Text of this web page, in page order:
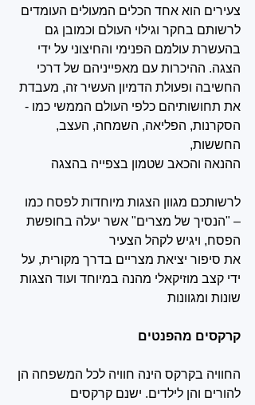
צעירים הוא אחד הכלים המעולים העומדים
לרשותם בחקר וגילוי העולם וכמובן גם
בהעשרת עולמם הפנימי והחיצוני על ידי
הצגה. ההיכרות עם מאפייניהם של דרכי
החשיבה ופעולת הדמיון העשיר זה, מעבדת
את תחושותיהם כלפי העולם הממשי כמו -
הסקרנות, הפליאה, השמחה, העצב,
החששות,
ההנאה והכאב שטמון בצפייה בהצגה
לרשותכם מגוון הצגות מיוחדות לפסח כמו
– "הנסיך של מצרים" אשר יעלה בחופשת
הפסח, ויגיש לקהל הצעיר
את סיפור יציאת מצריים בדרך מקורית, על
ידי קצב מוזיקאלי מהנה במיוחד ועוד הצגות
שונות ומגוונות
קרקסים מהפנטים
החוויה בקרקס הינה חוויה לכל המשפחה הן
להורים והן לילדים. ישנם קרקסים